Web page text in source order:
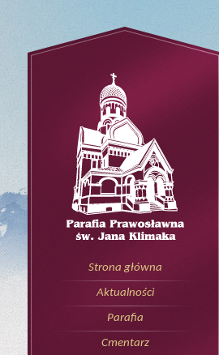
Strona główna
Aktualności
Parafia
Cmentarz